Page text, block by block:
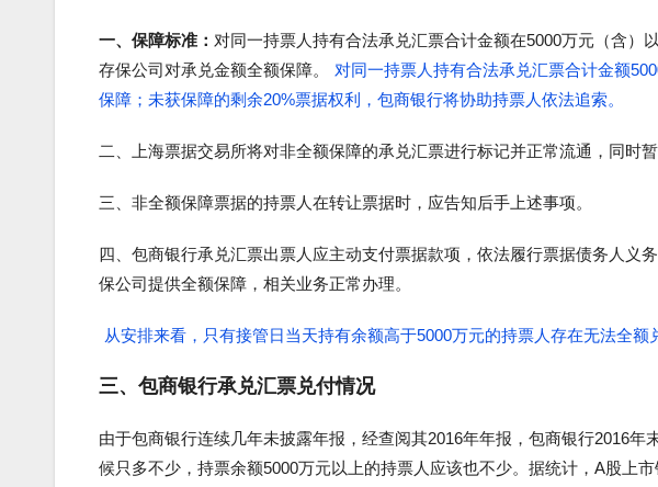
一、保障标准： 对同一持票人持有合法承兑汇票合计金额在5000万元（含）
存保公司对承兑金额全额保障。
对同一持票人持有合法承兑汇票合计金额
保障；未获保障的剩余20%票据权利，包商银行将协助持票人依法追索。
二、上海票据交易所将对非全额保障的承兑汇票进行标记并正常流通，同时
三、非全额保障票据的持票人在转让票据时，应告知后手上述事项。
四、包商银行承兑汇票出票人应主动支付票据款项，依法履行票据债务人义
保公司提供全额保障，相关业务正常办理。
从安排来看，只有接管日当天持有余额高于5000万元的持票人存在无法全额
三、包商银行承兑汇票兑付情况
由于包商银行连续几年未披露年报，经查阅其2016年年报，包商银行2016
候只多不少，持票余额5000万元以上的持票人应该也不少。据统计，A股上